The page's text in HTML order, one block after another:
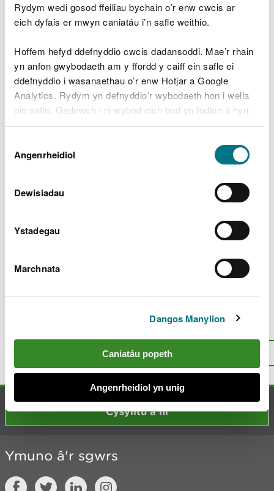
Rydym wedi gosod ffeiliau bychain o’r enw cwcis ar
eich dyfais er mwyn caniatáu i’n safle weithio.
Hoffem hefyd ddefnyddio cwcis dadansoddi. Mae’r rhain
yn anfon gwybodaeth am y ffordd y caiff ein safle ei
ddefnyddio i wasanaethau o’r enw Hotjar a Google
Analytics. Rydym yn defnyddio’r wybodaeth hon i wella
ein safle. Gadewch i ni wybod eich bod yn fodlon â hyn.
Byddwn yn defnyddio cwci i gadw eich dewis.
Gellirdarllen mwy am ein cwcis cyn i chi ddewis.
Caniatâd
Angenrheidiol
Dewisiadau
Ystadegau
Marchnata
Dangos Manylion
Caniatáu popeth
Angenrheidiol yn unig
Adborth a chwynion
Cwynion a chanmoliaeth
Codi pryder difrifol er budd y cyhoedd
Cymeradwyo aelod o staff neu dîm
Polisi Cyfryngau Cymdeithasol
Gwneud cais am
Gwneud cais am ddata
Oes rhywbeth o’i le gyda’r dudalen
hon?Rhowch eich adborth.
Argraffu’r dudalen hon
Cysylltu â ni
Ymuno â'r sgwrs